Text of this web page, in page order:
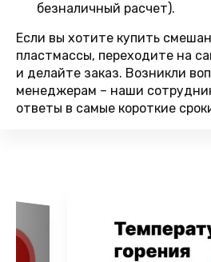
безналичный расчет).
Если вы хотите купить
пластмассы, переходите на
и делайте заказ. Возникли
менеджерам – наши
ответы в самые короткие